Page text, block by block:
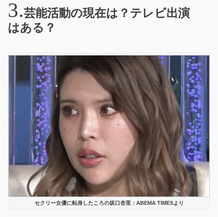
芸能活動の現在は？テレビ出演
はある？
セクリー女優に転身したころの坂口杏里：ABEMA TIMESより